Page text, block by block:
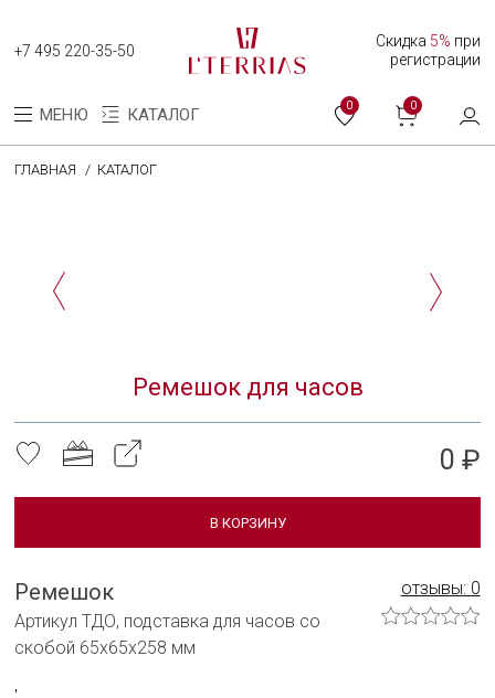
+7 495 220-35-50
Скидка 5% при
регистрации
МЕНЮ КАТАЛОГ 0 0
Коллекция мужских часов
Программа лояльности
Оплата долями
Система смены ремешка
Уход за часами
Сервисное обслуживание
ГЛАВНАЯ КАТАЛОГ
Ремешок для часов
0 ₽
В КОРЗИНУ
Ремешок
Артикул ТДО, подставка для часов со
скобой 65х65х258 мм
отзывы: 0